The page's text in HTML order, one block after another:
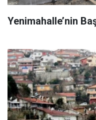
Yenimahalle’nin